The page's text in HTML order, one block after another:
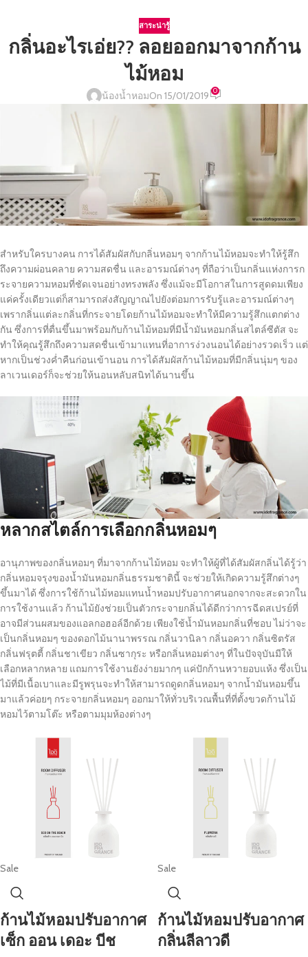
สาระน่ารู้
กลิ่นอะไรเอ่ย?? ลอยออกมาจากก้าน
ไม้หอม
น้องน้ำหอมOn 15/01/2019 0
สำหรับใครบางคน การได้สัมผัสกับกลิ่นหอมๆ จากก้านไม้หอมจะทำให้รู้สึก
ถึงความผ่อนคลาย ความสดชื่น และอารมณ์ต่างๆ ที่ถือว่าเป็นกลิ่นแห่งการก
ระจายความหอมที่ชัดเจนอย่างทรงพลัง ซึ่งแม้จะมีโอกาสในการสูดดมเพียง
แค่ครั้งเดียวแต่ก็สามารถส่งสัญญาณไปยังต่อมการรับรู้และอารมณ์ต่างๆ
เพรากลิ่นแต่ละกลิ่นที่กระจายโดยก้านไม้หอมจะทำให้มีความรู้สึกแตกต่าง
กัน ซึ่งการที่ตื่นขึ้นมาพร้อมกับก้านไม้หอมที่มีน้ำมันหอมกลิ่นสไตล์ซีตัส จะ
ทำให้คุณรู้สึกถึงความสดชื่นเข้ามาแทนที่อาการง่วงนอนได้อย่างรวดเร็ว แต่
หากเป็นช่วงค่ำคืนก่อนเข้านอน การได้สัมผัสก้านไม้หอมที่มีกลิ่นนุ่มๆ ของ
ลาเวนเดอร์ก็จะช่วยให้นอนหลับสนิทได้นานขึ้น
หลากสไตล์การเลือกกลิ่นหอมๆ
อานุภาพของกลิ่นหอมๆ ที่มาจากก้านไม้หอม จะทำให้ผู้ที่ได้สัมผัสกลิ่นได้รู้ว่า
กลิ่นหอมจรุงของน้ำมันหอมกลิ่นธรรมชาตินี้ จะช่วยให้เกิดความรู้สึกต่างๆ
ขึ้นมาได้ ซึ่งการใช้ก้านไม้หอมแทนน้ำหอมปรับอากาศนอกจากจะสะดวกใน
การใช้งานแล้ว ก้านไม้ยังช่วยเป็นตัวกระจายกลิ่นได้ดีกว่าการฉีดสเปรย์ที่
อาจมีส่วนผสมของแอลกอฮอล์อีกด้วย เพียงใช้น้ำมันหอมกลิ่นที่ชอบ ไม่ว่าจะ
เป็นกลิ่นหอมๆ ของดอกไม้นานาพรรณ กลิ่นวานิลา กลิ่นอควา กลิ่นซิตรัส
กลิ่นฟรุตตี้ กลิ่นชาเขียว กลิ่นซากุระ หรือกลิ่นหอมต่างๆ ที่ในปัจจุบันมีให้
เลือกหลากหลาย แถมการใช้งานยังง่ายมากๆ แค่ปักก้านหวายอบแห้ง ซึ่งเป็น
ไม้ที่มีเนื้อเบาและมีรูพรุนจะทำให้สามารถดูดกลิ่นหอมๆ จากน้ำมันหอมขึ้น
มาแล้วค่อยๆ กระจายกลิ่นหอมๆ ออกมาให้ทั่วบริเวณพื้นที่ที่ตั้งขวดก้านไม้
หอมไว้ตามโต๊ะ หรือตามมุมห้องต่างๆ
Sale
ก้านไม้หอมปรับอากาศ
เซ็ก ออน เดอะ บีช
Sale
ก้านไม้หอมปรับอากาศ
กลิ่นลีลาวดี